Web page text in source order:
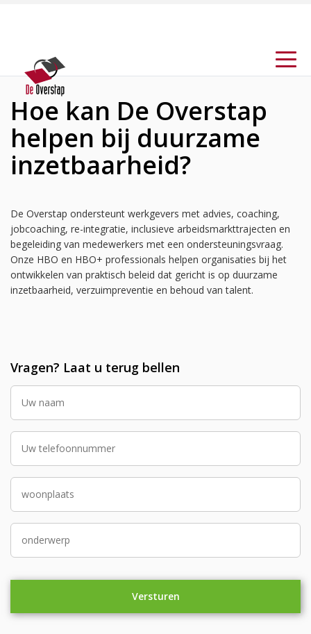
Hoe kan De Overstap
helpen bij duurzame
inzetbaarheid?
De Overstap ondersteunt werkgevers met advies, coaching,
jobcoaching, re-integratie, inclusieve arbeidsmarkttrajecten en
begeleiding van medewerkers met een ondersteuningsvraag.
Onze HBO en HBO+ professionals helpen organisaties bij het
ontwikkelen van praktisch beleid dat gericht is op duurzame
inzetbaarheid, verzuimpreventie en behoud van talent.
Vragen? Laat u terug bellen